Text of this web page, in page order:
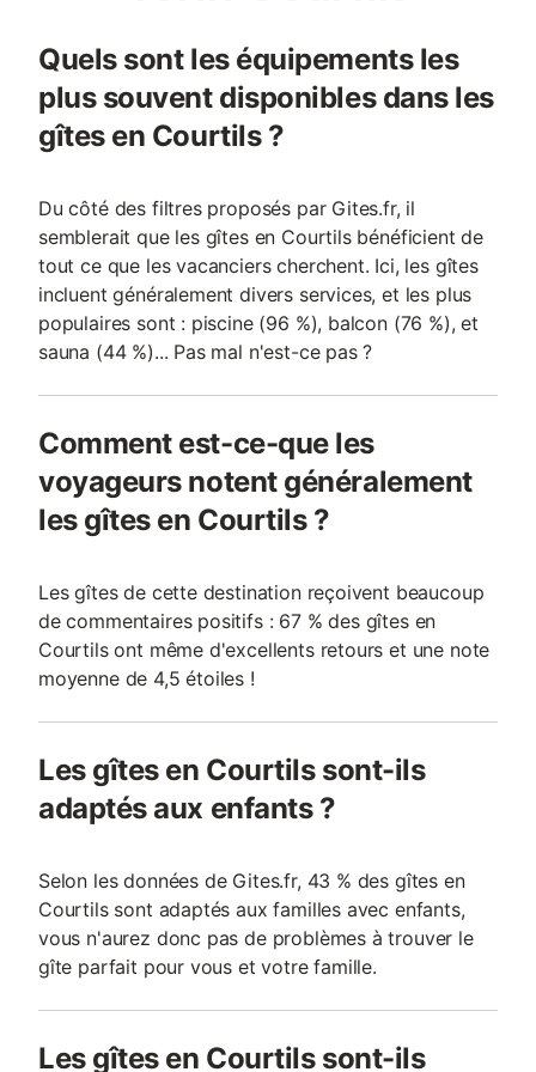
Quels sont les équipements les
plus souvent disponibles dans les
gîtes en Courtils ?
Du côté des filtres proposés par Gites.fr, il
semblerait que les gîtes en Courtils bénéficient de
tout ce que les vacanciers cherchent. Ici, les gîtes
incluent généralement divers services, et les plus
populaires sont : piscine (96 %), balcon (76 %), et
sauna (44 %)... Pas mal n'est-ce pas ?
Comment est-ce-que les
voyageurs notent généralement
les gîtes en Courtils ?
Les gîtes de cette destination reçoivent beaucoup
de commentaires positifs : 67 % des gîtes en
Courtils ont même d'excellents retours et une note
moyenne de 4,5 étoiles !
Les gîtes en Courtils sont-ils
adaptés aux enfants ?
Selon les données de Gites.fr, 43 % des gîtes en
Courtils sont adaptés aux familles avec enfants,
vous n'aurez donc pas de problèmes à trouver le
gîte parfait pour vous et votre famille.
Les gîtes en Courtils sont-ils